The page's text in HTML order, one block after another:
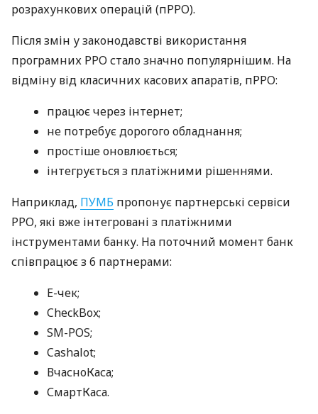
розрахункових операцій (пРРО).
Після змін у законодавстві використання
програмних РРО стало значно популярнішим. На
відміну від класичних касових апаратів, пРРО:
працює через інтернет;
не потребує дорогого обладнання;
простіше оновлюється;
інтегрується з платіжними рішеннями.
Наприклад, ПУМБ пропонує партнерські сервіси
РРО, які вже інтегровані з платіжними
інструментами банку. На поточний момент банк
співпрацює з 6 партнерами:
E-чек;
CheckBox;
SM-POS;
Cashalot;
ВчасноКаса;
СмартКаса.